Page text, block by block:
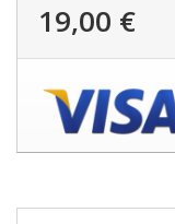
19,00 €